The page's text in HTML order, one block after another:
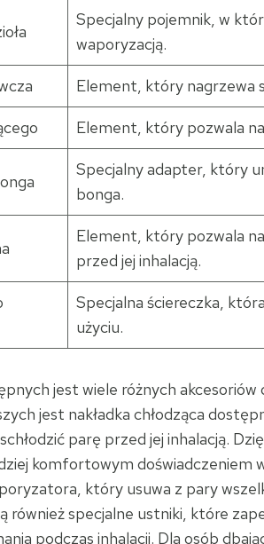
Specjalny pojemnik, w
waporyzacją.
Element, który nagrzewa
Element, który pozwala
Specjalny adapter, który
bonga.
Element, który pozwala
przed jej inhalacją.
Specjalna ściereczka,
użyciu.
jest wiele różnych
jest nakładka chłodząca
parę przed jej inhalacją.
komfortowym doświadczeniem
który usuwa z pary
również specjalne ustniki, które
podczas inhalacji. Dla osób